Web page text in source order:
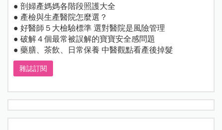
● 剖婦產媽媽各階段照護大全
● 產檢與生產醫院怎麼選？
● 好醫師５大檢驗標準 選對醫院是風險管理
● 破解４個最常被誤解的寶寶安全感問題
● 藥膳、茶飲、日常保養 中醫觀點看產後掉髮
雜誌訂閱